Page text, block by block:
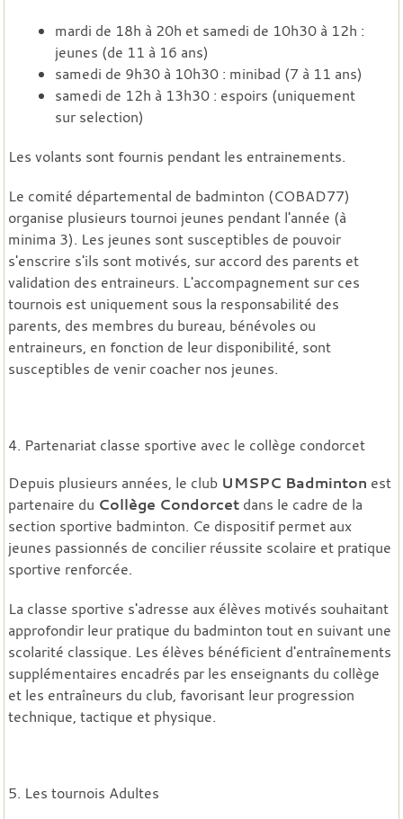
mardi de 18h à 20h et samedi de 10h30 à 12h :
jeunes (de 11 à 16 ans)
samedi de 9h30 à 10h30 : minibad (7 à 11 ans)
samedi de 12h à 13h30 : espoirs (uniquement
sur selection)
Les volants sont fournis pendant les entrainements.
Le comité départemental de badminton (COBAD77)
organise plusieurs tournoi jeunes pendant l'année (à
minima 3). Les jeunes sont susceptibles de pouvoir
s'enscrire s'ils sont motivés, sur accord des parents et
validation des entraineurs. L'accompagnement sur ces
tournois est uniquement sous la responsabilité des
parents, des membres du bureau, bénévoles ou
entraineurs, en fonction de leur disponibilité, sont
susceptibles de venir coacher nos jeunes.
4. Partenariat classe sportive avec le collège condorcet
Depuis plusieurs années, le club UMSPC Badminton est
partenaire du Collège Condorcet dans le cadre de la
section sportive badminton. Ce dispositif permet aux
jeunes passionnés de concilier réussite scolaire et pratique
sportive renforcée.
La classe sportive s'adresse aux élèves motivés souhaitant
approfondir leur pratique du badminton tout en suivant une
scolarité classique. Les élèves bénéficient d'entraînements
supplémentaires encadrés par les enseignants du collège
et les entraîneurs du club, favorisant leur progression
technique, tactique et physique.
5. Les tournois Adultes